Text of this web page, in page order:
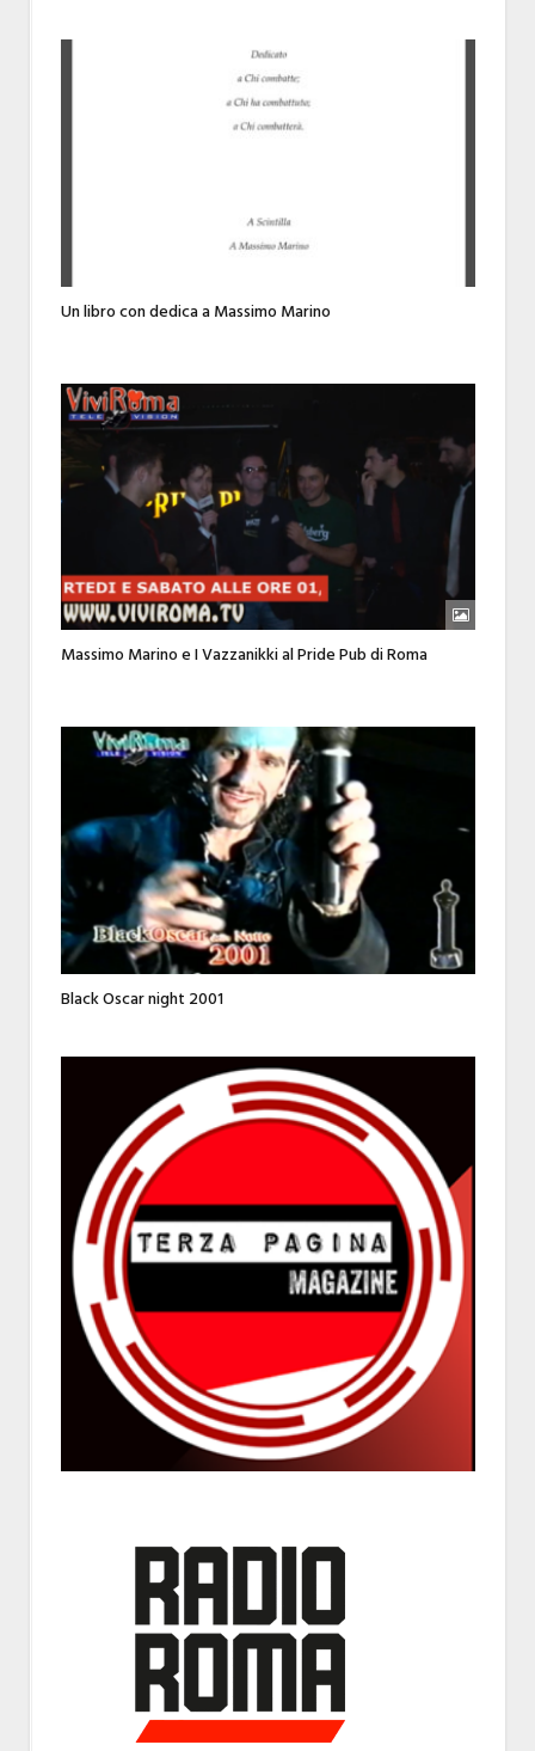
Un libro con dedica a Massimo Marino
Massimo Marino e I Vazzanikki al Pride Pub di Roma
Black Oscar night 2001